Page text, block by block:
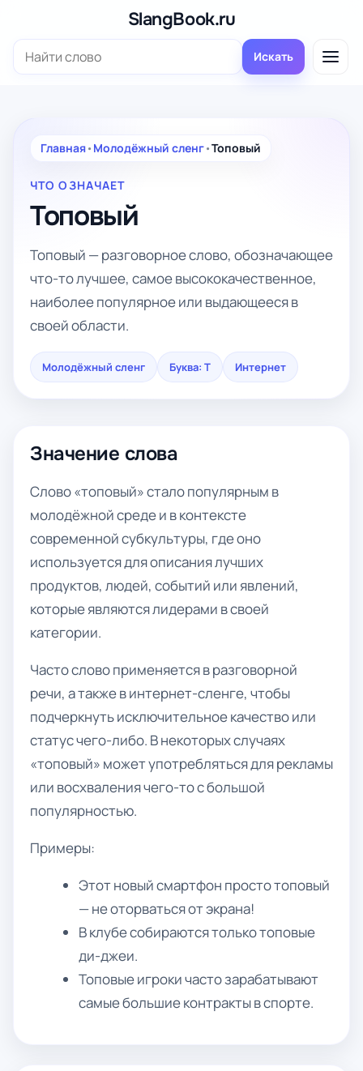
содержимому
SlangBook.ru
Поиск: Искать
Главная• Молодёжный сленг•Топовый
ЧТО ОЗНАЧАЕТ
Топовый
Топовый — разговорное слово, обозначающее
что-то лучшее, самое высококачественное,
наиболее популярное или выдающееся в
своей области.
Молодёжный сленг Буква: Т Интернет
Значение слова
Слово «топовый» стало популярным в
молодёжной среде и в контексте
современной субкультуры, где оно
используется для описания лучших
продуктов, людей, событий или явлений,
которые являются лидерами в своей
категории.
Часто слово применяется в разговорной
речи, а также в интернет-сленге, чтобы
подчеркнуть исключительное качество или
статус чего-либо. В некоторых случаях
«топовый» может употребляться для рекламы
или восхваления чего-то с большой
популярностью.
Примеры:
Этот новый смартфон просто топовый
— не оторваться от экрана!
В клубе собираются только топовые
ди-джеи.
Топовые игроки часто зарабатывают
самые большие контракты в спорте.